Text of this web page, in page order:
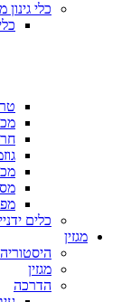
כלי גינון
כלים
מגזין
היסטוריה
מגזין
הדרכה